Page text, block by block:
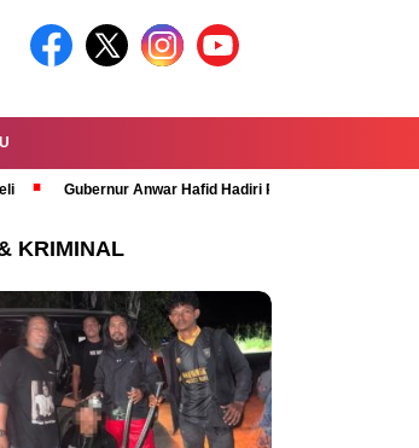
Gubernur Anwar Hafid Hadiri Rapat Paripurna
KRIMINAL